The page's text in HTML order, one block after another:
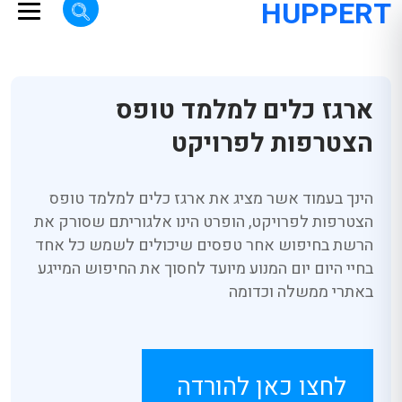
HUPPERT
ארגז כלים למלמד טופס
הצטרפות לפרויקט
הינך בעמוד אשר מציג את ארגז כלים למלמד טופס
הצטרפות לפרויקט, הופרט הינו אלגוריתם שסורק את
הרשת בחיפוש אחר טפסים שיכולים לשמש כל אחד
בחיי היום יום המנוע מיועד לחסוך את החיפוש המייגע
באתרי ממשלה וכדומה
לחצו כאן להורדה